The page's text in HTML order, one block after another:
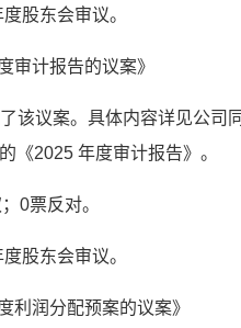
股东会审议。
审计报告的议案》
该议案。具体内容详见公司
《2025 年度审计报告》。
0票反对。
股东会审议。
利润分配预案的议案》